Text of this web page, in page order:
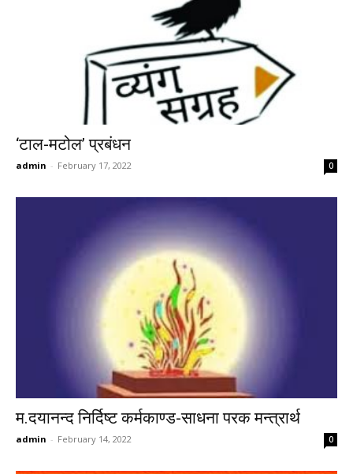
‘टाल-मटोल’ प्रबंधन
admin - February 17, 2022 0
म.दयानन्द निर्दिष्ट कर्मकाण्ड-साधना परक मन्त्रार्थ
admin - February 14, 2022 0